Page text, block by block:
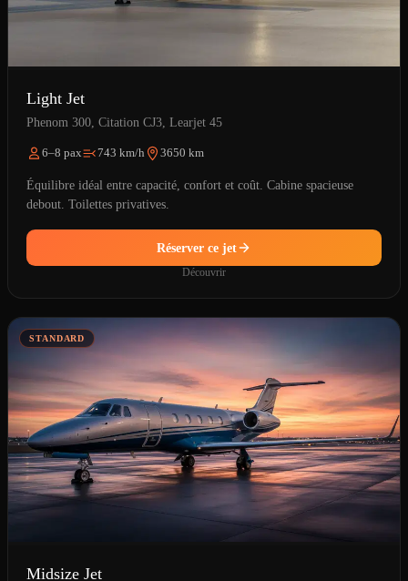
Light Jet
Phenom 300, Citation CJ3, Learjet 45
6–8 pax 743 km/h 3650 km
Équilibre idéal entre capacité, confort et coût. Cabine spacieuse
debout. Toilettes privatives.
Réserver ce jet
Découvrir
STANDARD
Midsize Jet